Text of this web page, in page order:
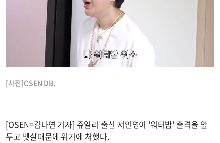
[사진]OSEN DB.
[OSEN=김나연 기자] 쥬얼리 출신 서인영이 '워터밤' 출격을 앞
두고 뱃살때문에 위기에 처했다.